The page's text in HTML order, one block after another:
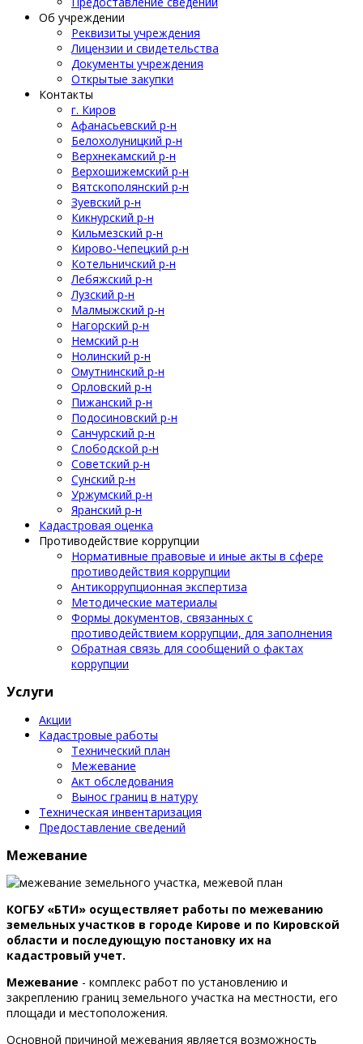
Об учреждении
Реквизиты учреждения
Лицензии и свидетельства
Документы учреждения
Открытые закупки
Контакты
г. Киров
Афанасьевский р-н
Белохолуницкий р-н
Верхнекамский р-н
Верхошижемский р-н
Вятскополянский р-н
Зуевский р-н
Кикнурский р-н
Кильмезский р-н
Кирово-Чепецкий р-н
Котельничский р-н
Лебяжский р-н
Лузский р-н
Малмыжский р-н
Нагорский р-н
Немский р-н
Нолинский р-н
Омутнинский р-н
Орловский р-н
Пижанский р-н
Подосиновский р-н
Санчурский р-н
Слободской р-н
Советский р-н
Сунский р-н
Уржумский р-н
Яранский р-н
Кадастровая оценка
Противодействие коррупции
Нормативные правовые и иные акты в сфере
противодействия коррупции
Антикоррупционная экспертиза
Методические материалы
Формы документов, связанных с
противодействием коррупции, для заполнения
Обратная связь для сообщений о фактах
коррупции
Услуги
Акции
Кадастровые работы
Технический план
Межевание
Акт обследования
Вынос границ в натуру
Техническая инвентаризация
Предоставление сведений
Межевание
КОГБУ «БТИ» осуществляет работы по межеванию
земельных участков в городе Кирове и по Кировской
области и последующую постановку их на
кадастровый учет.
Межевание - комплекс работ по установлению и
закреплению границ земельного участка на местности, его
площади и местоположения.
Основной причиной межевания является возможность